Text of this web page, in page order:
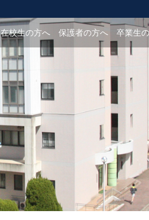
在校生の方へ 保護者の方へ 卒業生